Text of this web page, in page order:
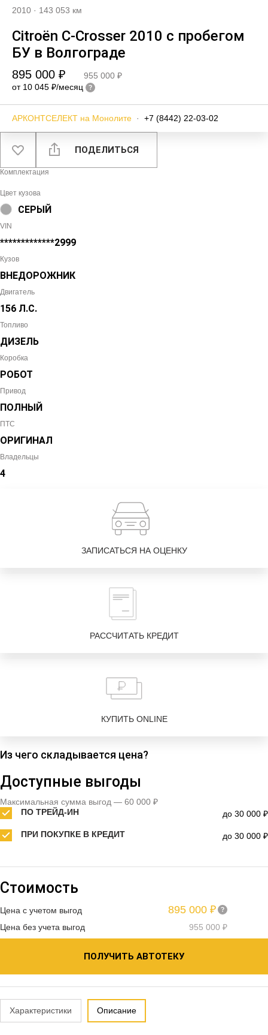
2010 · 143 053 км
Citroën C-Crosser 2010 с пробегом
БУ в Волгограде
895 000 ₽
955 000 ₽
от 10 045 ₽/месяц
АРКОНТСЕЛЕКТ на Монолите · +7 (8442) 22-03-02
ПОДЕЛИТЬСЯ
Комплектация
Цвет кузова
СЕРЫЙ
VIN
*************2999
Кузов
ВНЕДОРОЖНИК
Двигатель
156 Л.С.
Топливо
ДИЗЕЛЬ
Коробка
РОБОТ
Привод
ПОЛНЫЙ
ПТС
ОРИГИНАЛ
Владельцы
4
ЗАПИСАТЬСЯ НА ОЦЕНКУ
РАССЧИТАТЬ КРЕДИТ
КУПИТЬ ONLINE
Из чего складывается цена?
Доступные выгоды
Максимальная сумма выгод — 60 000 ₽
ПО ТРЕЙД-ИН
до 30 000 ₽
ПРИ ПОКУПКЕ В КРЕДИТ до 30 000 ₽
Стоимость
Цена с учетом выгод 895 000 ₽
Цена без учета выгод 955 000 ₽
ПОЛУЧИТЬ АВТОТЕКУ
Характеристики Описание